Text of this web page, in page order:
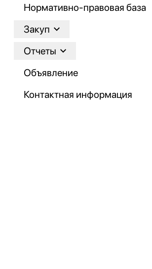
Нормативно-правовая база
Закуп
Отчеты
Объявление
Контактная информация